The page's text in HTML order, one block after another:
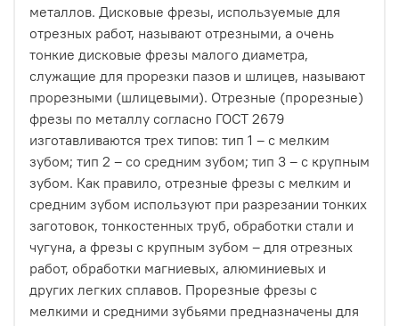
металлов. Дисковые фрезы, используемые для
отрезных работ, называют отрезными, а очень
тонкие дисковые фрезы малого диаметра,
служащие для прорезки пазов и шлицев, называют
прорезными (шлицевыми). Отрезные (прорезные)
фрезы по металлу согласно ГОСТ 2679
изготавливаются трех типов: тип 1 – с мелким
зубом; тип 2 – со средним зубом; тип 3 – с крупным
зубом. Как правило, отрезные фрезы с мелким и
средним зубом используют при разрезании тонких
заготовок, тонкостенных труб, обработки стали и
чугуна, а фрезы с крупным зубом – для отрезных
работ, обработки магниевых, алюминиевых и
других легких сплавов. Прорезные фрезы с
мелкими и средними зубьями предназначены для